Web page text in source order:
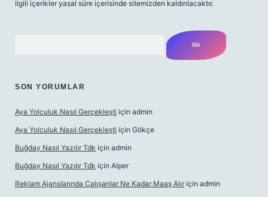
ilgili içerikler yasal süre içerisinde sitemizden kaldırılacaktır.
SON YORUMLAR
Aya Yolculuk Nasıl Gerçekleşti için admin
Aya Yolculuk Nasıl Gerçekleşti için Gökçe
Buğday Nasıl Yazılır Tdk için admin
Buğday Nasıl Yazılır Tdk için Alper
Reklam Ajanslarında Çalışanlar Ne Kadar Maaş Alır için admin